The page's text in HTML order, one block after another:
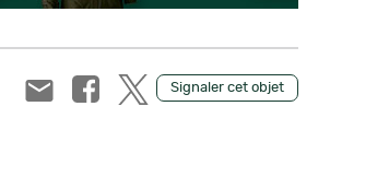
Signaler cet objet